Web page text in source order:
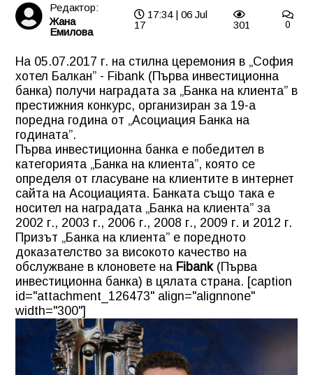
Редактор:
Жана
Емилова
17:34 | 06 Jul
17
301 0
На 05.07.2017 г. на стилна церемония в „София
хотел Балкан” - Fibank (Първа инвестиционна
банка) получи наградата за „Банка на клиента” в
престижния конкурс, организиран за 19-а
поредна година от „Асоциация Банка на
годината”.
Първа инвестиционна банка е победител в
категорията „Банка на клиента”, която се
определя от гласуване на клиентите в интернет
сайта на Асоциацията. Банката също така е
носител на наградата „Банка на клиента” за
2002 г., 2003 г., 2006 г., 2008 г., 2009 г. и 2012 г.
Призът „Банка на клиента” е поредното
доказателство за високото качество на
обслужване в клоновете на Fibank(Първа
инвестиционна банка) в цялата страна. [caption
id="attachment_126473" align="alignnone"
width="300"]